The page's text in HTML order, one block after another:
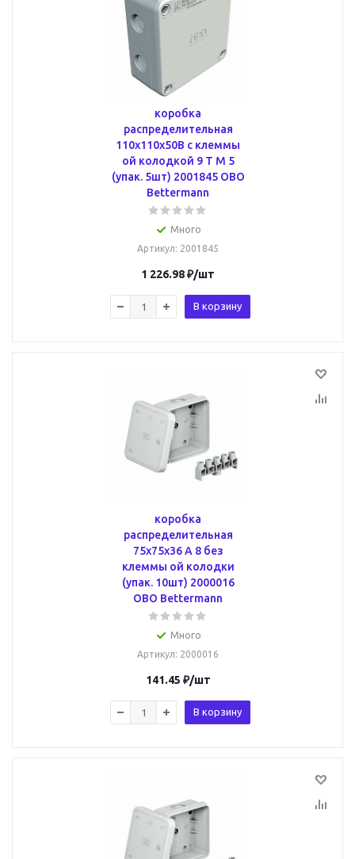
коробка
распределительная
110x110x50B с клеммы
ой колодкой 9 T M 5
(упак. 5шт) 2001845 OBO
Bettermann
Много
Артикул: 2001845
1 226.98₽/шт
В корзину
коробка
распределительная
75x75x36 A 8 без
клеммы ой колодки
(упак. 10шт) 2000016
OBO Bettermann
Много
Артикул: 2000016
141.45 ₽/шт
В корзину